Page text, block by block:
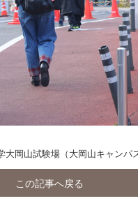
大岡山試験場（大岡山キャンパ
この記事へ戻る